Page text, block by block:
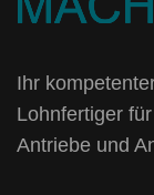
Ihr
Lohnfertiger
Antriebe und